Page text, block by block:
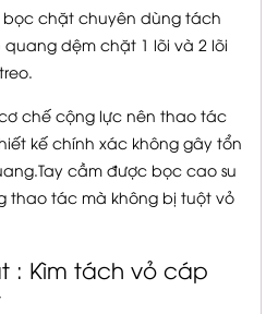
chặt chuyên dùng tách
dệm chặt 1 lõi và 2 lõi
chế cộng lực nên thao tác
kế chính xác không gây tổn
cầm được bọc cao su
thao tác mà không bị tuột vỏ
: Kìm tách vỏ cáp